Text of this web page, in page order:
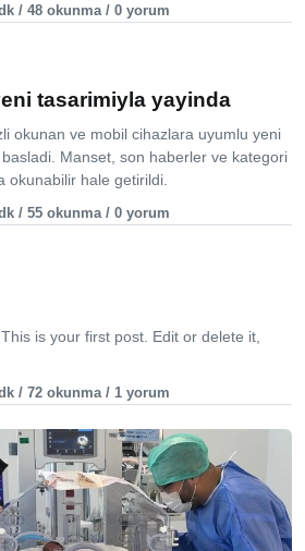
/ 48 okunma / 0 yorum
tasarimiyla yayinda
okunan ve mobil cihazlara uyumlu yeni
Manset, son haberler ve kategori
okunabilir hale getirildi.
/ 55 okunma / 0 yorum
is your first post. Edit or delete it,
/ 72 okunma / 1 yorum